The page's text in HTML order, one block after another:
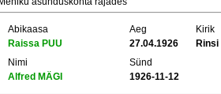
Abikaasa Aeg
Kirik
Raissa PUU
27.04.1926
Rinsi
Nimi
Sünd
Alfred MÄGI
1926-11-12